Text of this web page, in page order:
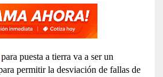
puesta a tierra va a ser un
permitir la desviación de fallas de